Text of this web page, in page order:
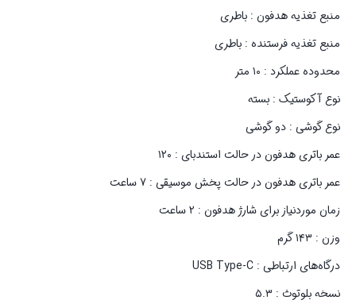
منبع تغذیه هدفون : باطری
منبع تغذیه فرستنده : باطری
محدوده عملکرد : ۱۰ متر
نوع آکوستیک : بسته
نوع گوشی : دو گوشی
عمر باتری هدفون در حالت استندبای : ۱۲۰
عمر باتری هدفون در حالت پخش موسیقی : ۷ ساعت
زمان موردنیاز برای شارژ هدفون : ۲ ساعت
وزن : ۱۴۳ گرم
درگاه‌های ارتباطی : USB Type-C
نسخه بلوتوث : ۵.۳